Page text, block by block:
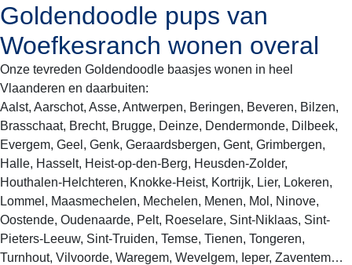
Goldendoodle pups van
Woefkesranch wonen overal
Onze tevreden Goldendoodle baasjes wonen in heel
Vlaanderen en daarbuiten:
Aalst, Aarschot, Asse, Antwerpen, Beringen, Beveren, Bilzen,
Brasschaat, Brecht, Brugge, Deinze, Dendermonde, Dilbeek,
Evergem, Geel, Genk, Geraardsbergen, Gent, Grimbergen,
Halle, Hasselt, Heist-op-den-Berg, Heusden-Zolder,
Houthalen-Helchteren, Knokke-Heist, Kortrijk, Lier, Lokeren,
Lommel, Maasmechelen, Mechelen, Menen, Mol, Ninove,
Oostende, Oudenaarde, Pelt, Roeselare, Sint-Niklaas, Sint-
Pieters-Leeuw, Sint-Truiden, Temse, Tienen, Tongeren,
Turnhout, Vilvoorde, Waregem, Wevelgem, Ieper, Zaventem…